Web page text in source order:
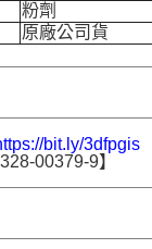
粉劑
原廠公司貨
bit.ly/3dfpgis
00379-9】